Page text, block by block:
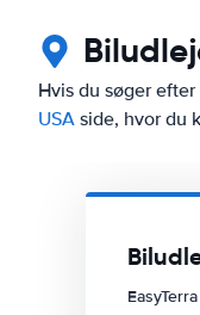
Hvis du søger
USA side, hvor du